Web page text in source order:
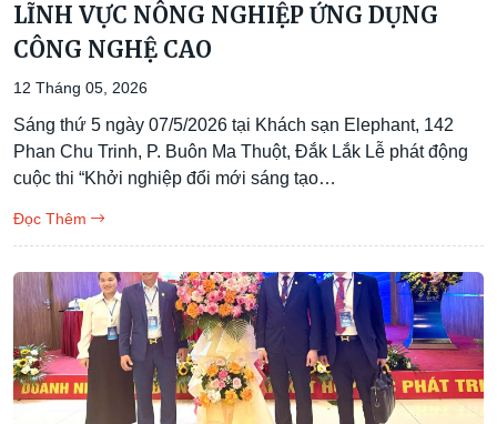
LĨNH VỰC NÔNG NGHIỆP ỨNG DỤNG
CÔNG NGHỆ CAO
12 Tháng 05, 2026
Sáng thứ 5 ngày 07/5/2026 tại Khách sạn Elephant, 142
Phan Chu Trinh, P. Buôn Ma Thuột, Đắk Lắk Lễ phát động
cuộc thi “Khởi nghiệp đổi mới sáng tạo…
Đọc Thêm